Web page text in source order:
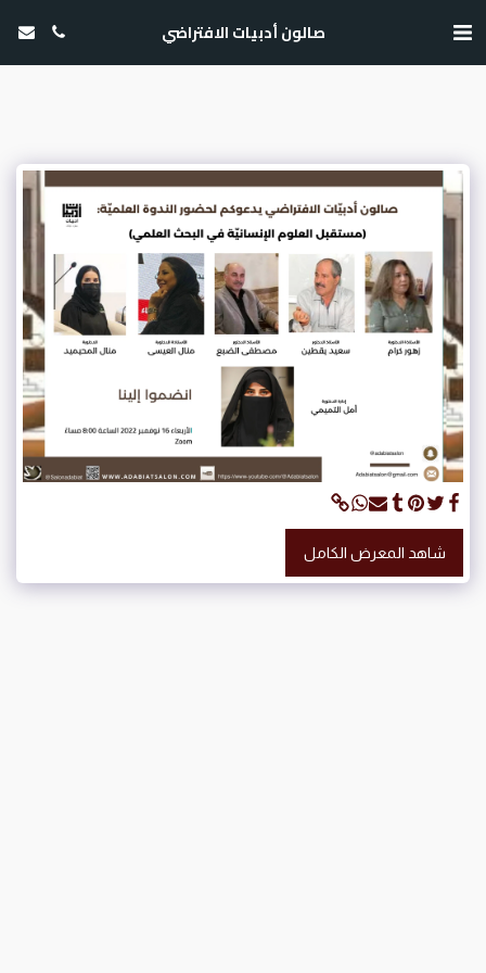
صالون أدبيات الافتراضي
شاهد المعرض الكامل